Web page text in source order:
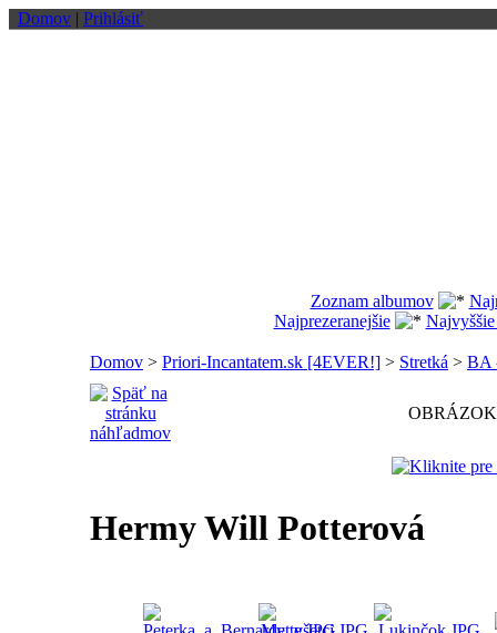
Domov | Prihlásiť
Zoznam albumov
Najprezeranejšie
Domov > Priori-Incantatem.sk [4EVER!] > Stretká > BA
OBRÁZOK
Hermy Will Potterová